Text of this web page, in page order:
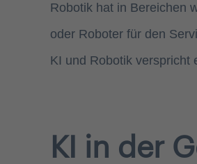
Robotik hat in Bereichen
oder Roboter für den
KI und Robotik verspricht
KI in der